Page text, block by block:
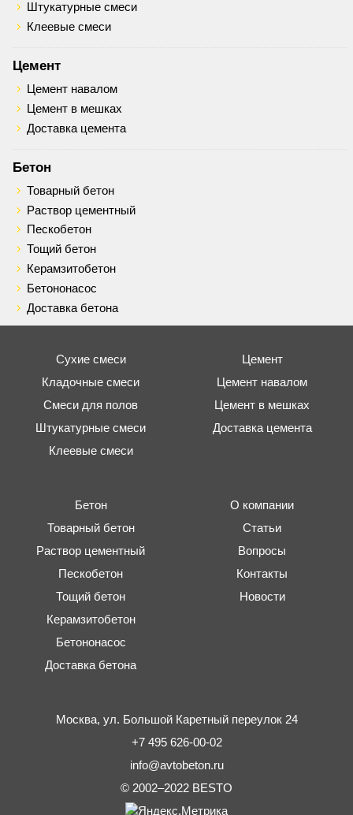
Штукатурные смеси
Клеевые смеси
Цемент
Цемент навалом
Цемент в мешках
Доставка цемента
Бетон
Товарный бетон
Раствор цементный
Пескобетон
Тощий бетон
Керамзитобетон
Бетононасос
Доставка бетона
Сухие смеси
Кладочные смеси
Смеси для полов
Штукатурные смеси
Клеевые смеси
Цемент
Цемент навалом
Цемент в мешках
Доставка цемента
Бетон
Товарный бетон
Раствор цементный
Пескобетон
Тощий бетон
Керамзитобетон
Бетононасос
Доставка бетона
О компании
Статьи
Вопросы
Контакты
Новости
Москва, ул. Большой Каретный переулок 24
+7 495 626-00-02
info@avtobeton.ru
© 2002–2022 BESTO